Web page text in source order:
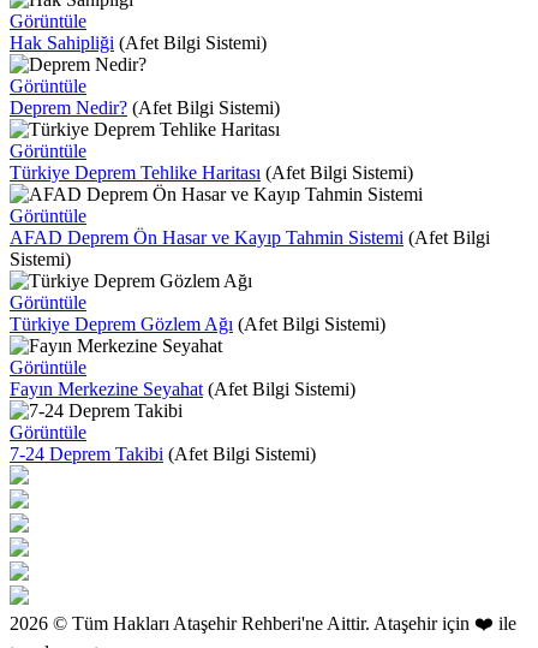
Görüntüle
Hak Sahipliği (Afet Bilgi Sistemi)
Görüntüle
Deprem Nedir? (Afet Bilgi Sistemi)
Görüntüle
Türkiye Deprem Tehlike Haritası (Afet Bilgi Sistemi)
Görüntüle
AFAD Deprem Ön Hasar ve Kayıp Tahmin Sistemi (Afet Bilgi
Sistemi)
Görüntüle
Türkiye Deprem Gözlem Ağı (Afet Bilgi Sistemi)
Görüntüle
Fayın Merkezine Seyahat (Afet Bilgi Sistemi)
Görüntüle
7-24 Deprem Takibi (Afet Bilgi Sistemi)
2026 © Tüm Hakları Ataşehir Rehberi'ne Aittir. Ataşehir için ❤️ ile